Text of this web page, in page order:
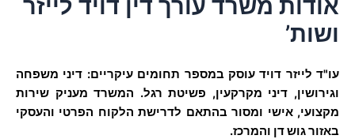
אודות משרד עורך דין דויד לייזר
ושות’
עו"ד לייזר דויד עוסק במספר תחומים עיקריים: דיני משפחה
וגירושין, דיני מקרקעין, פשיטת רגל. המשרד מעניק שירות
מקצועי, אישי ומסור בהתאם לדרישת הלקוח הפרטי והעסקי
באזור גוש דן והמרכז.